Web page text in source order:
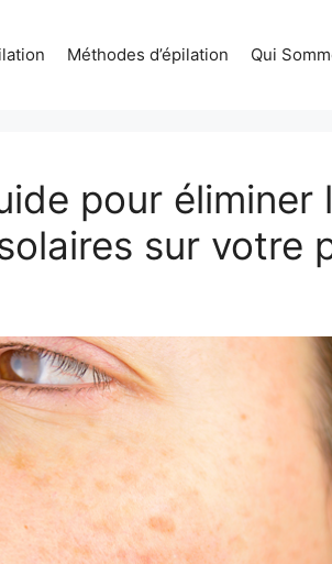
Méthodes d’épilation Qui
pour éliminer
sur votre